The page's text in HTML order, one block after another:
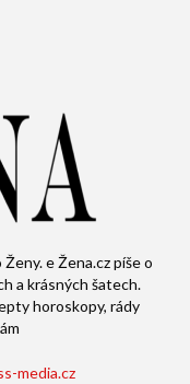
e Žena.cz píše o
a krásných šatech.
horoskopy, rády
media.cz